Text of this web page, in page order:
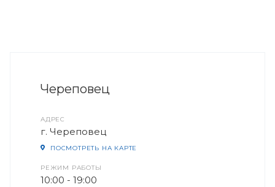
Череповец
АДРЕС
г. Череповец
ПОСМОТРЕТЬ НА КАРТЕ
РЕЖИМ РАБОТЫ
10:00 - 19:00